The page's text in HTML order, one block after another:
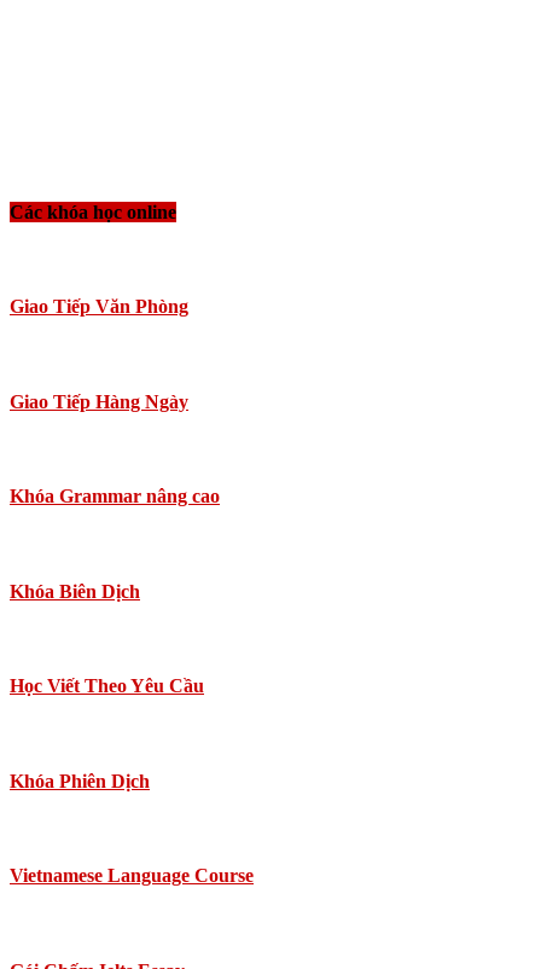
Các khóa học online
Giao Tiếp Văn Phòng
Giao Tiếp Hàng Ngày
Khóa Grammar nâng cao
Khóa Biên Dịch
Học Viết Theo Yêu Cầu
Khóa Phiên Dịch
Vietnamese Language Course